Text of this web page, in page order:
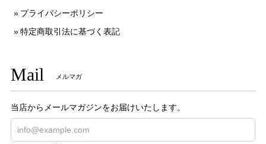
プライバシーポリシー
特定商取引法に基づく表記
Mail メルマガ
当店からメールマガジンをお届けいたします。